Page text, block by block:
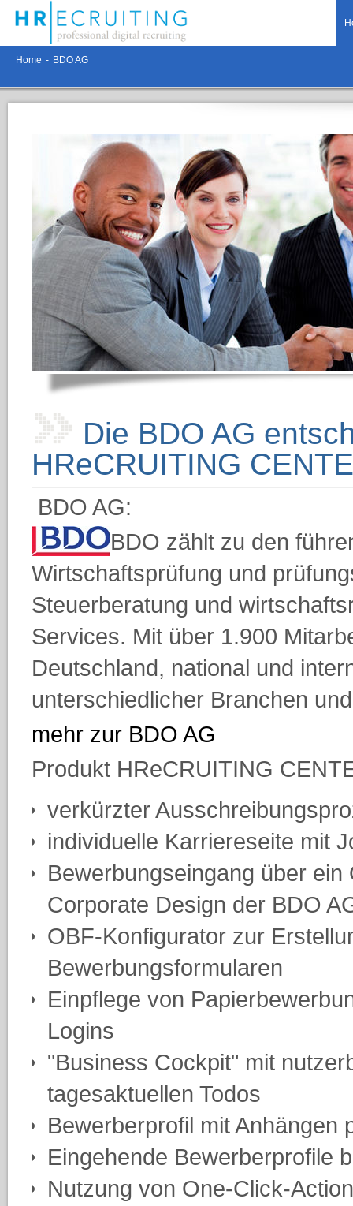
Home - BDO AG
Die BDO AG
HReCRUITING
BDO AG:
BDO zählt zu den
Wirtschaftsprüfung und
Steuerberatung und
Services. Mit über 1.900
Deutschland, national und
unterschiedlicher Branchen
mehr zur BDO AG
Produkt HReCRUITING
verkürzter
individuelle Karriereseite mit
Bewerbungseingang über
Corporate Design der BDO
OBF-Konfigurator zur
Bewerbungsformularen
Einpflege von
Logins
"Business Cockpit" mit
tagesaktuellen Todos
Bewerberprofil mit Anhängen
Eingehende Bewerberprofile
Nutzung von One-Click-